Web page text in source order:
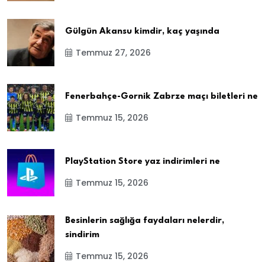
Gülgün Akansu kimdir, kaç yaşında
Temmuz 27, 2026
Fenerbahçe-Gornik Zabrze maçı biletleri ne
Temmuz 15, 2026
PlayStation Store yaz indirimleri ne
Temmuz 15, 2026
Besinlerin sağlığa faydaları nelerdir,
sindirim
Temmuz 15, 2026